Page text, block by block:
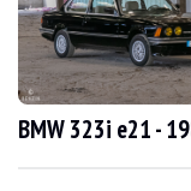
Questa BMW 330ci e46
Esternamente, il
BMW 323i e21 -